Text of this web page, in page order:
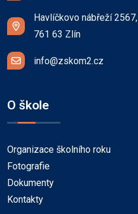
Havlíčkovo nábřeží 2567,
761 63 Zlín
info@zskom2.cz
O škole
Organizace školního roku
Fotografie
Dokumenty
Kontakty